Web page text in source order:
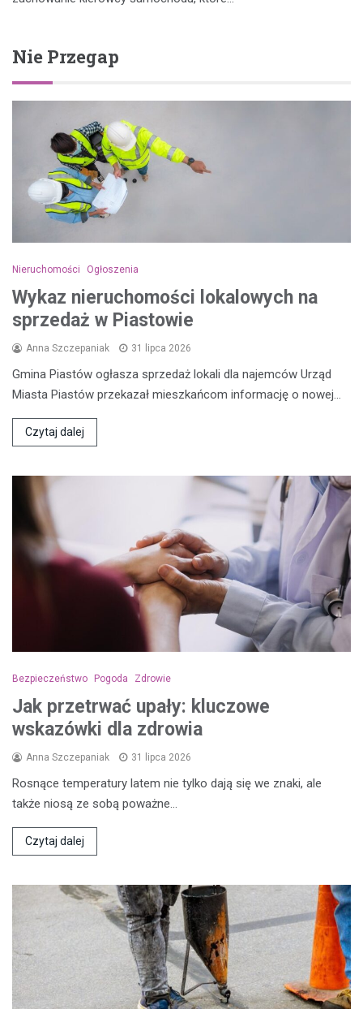
Nie Przegap
Nieruchomości Ogłoszenia
Wykaz nieruchomości lokalowych na
sprzedaż w Piastowie
Anna Szczepaniak 31 lipca 2026
Gmina Piastów ogłasza sprzedaż lokali dla najemców Urząd
Miasta Piastów przekazał mieszkańcom informację o nowej…
Czytaj dalej
Bezpieczeństwo Pogoda Zdrowie
Jak przetrwać upały: kluczowe
wskazówki dla zdrowia
Anna Szczepaniak 31 lipca 2026
Rosnące temperatury latem nie tylko dają się we znaki, ale
także niosą ze sobą poważne…
Czytaj dalej